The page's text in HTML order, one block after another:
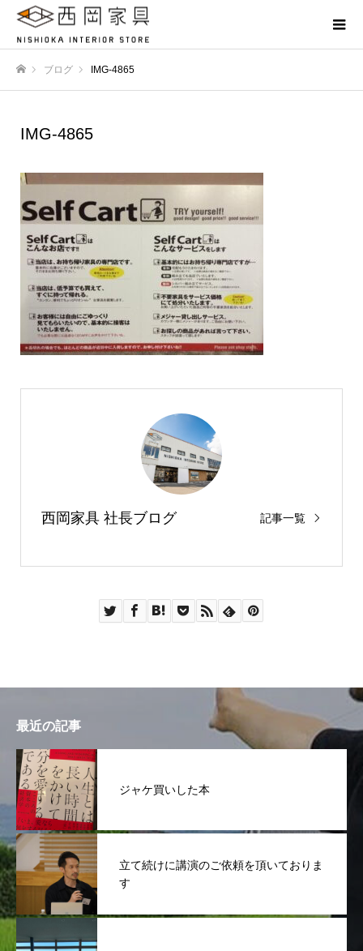
ブログ IMG-4865
IMG-4865
西岡家具 社長ブログ 記事一覧
最近の記事
ジャケ買いした本
立て続けに講演のご依頼を頂いておりま
す